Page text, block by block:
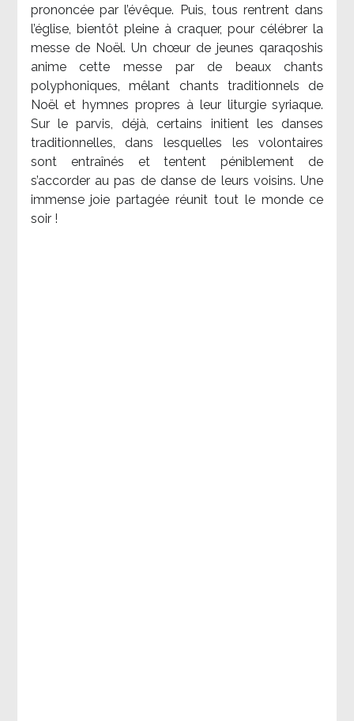
prononcée par l’évêque. Puis, tous rentrent dans
l’église, bientôt pleine à craquer, pour célébrer la
messe de Noël. Un chœur de jeunes qaraqoshis
anime cette messe par de beaux chants
polyphoniques, mêlant chants traditionnels de
Noël et hymnes propres à leur liturgie syriaque.
Sur le parvis, déjà, certains initient les danses
traditionnelles, dans lesquelles les volontaires
sont entraînés et tentent péniblement de
s’accorder au pas de danse de leurs voisins. Une
immense joie partagée réunit tout le monde ce
soir !